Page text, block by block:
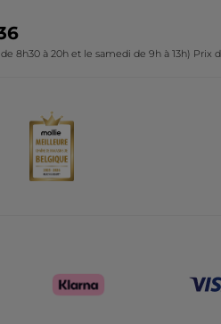
8h30 à 20h et le samedi de 9h à 13h) Prix